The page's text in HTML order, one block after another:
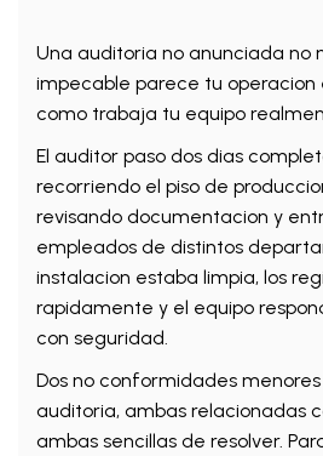
Una auditoria no anunciada no
impecable parece tu operacion
como trabaja tu equipo
El auditor paso dos dias
recorriendo el piso de
revisando documentacion y
empleados de distintos
instalacion estaba limpia, los
rapidamente y el equipo
con seguridad.
Dos no conformidades
auditoria, ambas relacionadas
ambas sencillas de resolver.